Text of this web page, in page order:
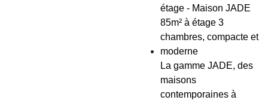
étage - Maison JADE
85m² à étage 3
chambres, compacte et
moderne
La gamme JADE, des
maisons
contemporaines à